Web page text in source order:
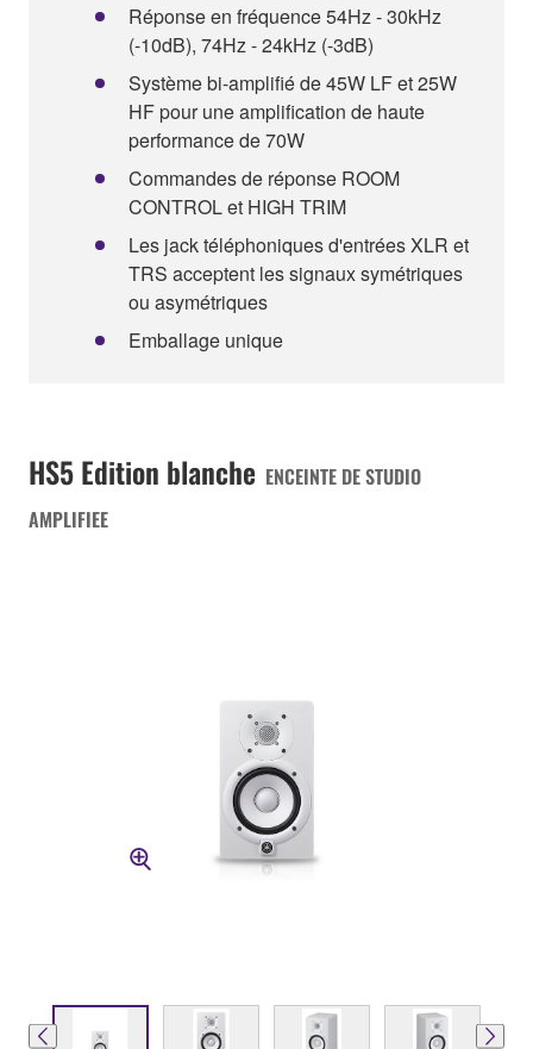
Réponse en fréquence 54Hz - 30kHz
(-10dB), 74Hz - 24kHz (-3dB)
Système bi-amplifié de 45W LF et 25W
HF pour une amplification de haute
performance de 70W
Commandes de réponse ROOM
CONTROL et HIGH TRIM
Les jack téléphoniques d'entrées XLR et
TRS acceptent les signaux symétriques
ou asymétriques
Emballage unique
HS5 Edition blanche ENCEINTE DE STUDIO
AMPLIFIEE